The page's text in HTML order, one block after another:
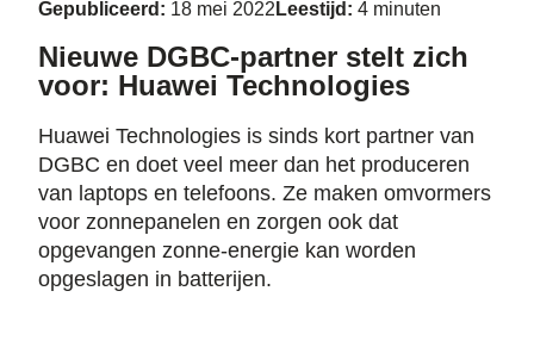
Gepubliceerd: 18 mei 2022 Leestijd: 4 minuten
Nieuwe DGBC-partner stelt zich
voor: Huawei Technologies
Huawei Technologies is sinds kort partner van
DGBC en doet veel meer dan het produceren
van laptops en telefoons. Ze maken omvormers
voor zonnepanelen en zorgen ook dat
opgevangen zonne-energie kan worden
opgeslagen in batterijen.